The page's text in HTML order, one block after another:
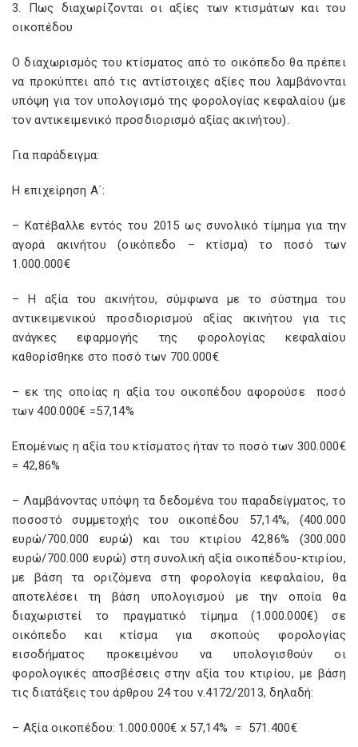
3. Πως διαχωρίζονται οι αξίες των κτισμάτων και του
οικοπέδου
Ο διαχωρισμός του κτίσματος από το οικόπεδο θα πρέπει
να προκύπτει από τις αντίστοιχες αξίες που λαμβάνονται
υπόψη για τον υπολογισμό της φορολογίας κεφαλαίου (με
τον αντικειμενικό προσδιορισμό αξίας ακινήτου).
Για παράδειγμα:
Η επιχείρηση Α΄:
– Κατέβαλλε εντός του 2015 ως συνολικό τίμημα για την
αγορά ακινήτου (οικόπεδο – κτίσμα) το ποσό των
1.000.000€
– Η αξία του ακινήτου, σύμφωνα με το σύστημα του
αντικειμενικού προσδιορισμού αξίας ακινήτου για τις
ανάγκες εφαρμογής της φορολογίας κεφαλαίου
καθορίσθηκε στο ποσό των 700.000€
– εκ της οποίας η αξία του οικοπέδου αφορούσε ποσό
των 400.000€ =57,14%
Επομένως η αξία του κτίσματος ήταν το ποσό των 300.000€
= 42,86%
– Λαμβάνοντας υπόψη τα δεδομένα του παραδείγματος, το
ποσοστό συμμετοχής του οικοπέδου 57,14%, (400.000
ευρώ/700.000 ευρώ) και του κτιρίου 42,86% (300.000
ευρώ/700.000 ευρώ) στη συνολική αξία οικοπέδου-κτιρίου,
με βάση τα οριζόμενα στη φορολογία κεφαλαίου, θα
αποτελέσει τη βάση υπολογισμού με την οποία θα
διαχωριστεί το πραγματικό τίμημα (1.000.000€) σε
οικόπεδο και κτίσμα για σκοπούς φορολογίας
εισοδήματος προκειμένου να υπολογισθούν οι
φορολογικές αποσβέσεις στην αξία του κτιρίου, με βάση
τις διατάξεις του άρθρου 24 του ν.4172/2013, δηλαδή:
– Aξία οικοπέδου: 1.000.000€ x 57,14% = 571.400€